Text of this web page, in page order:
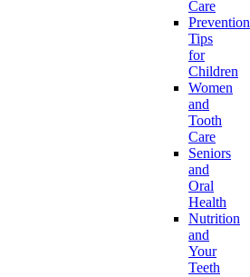
Care
Prevention
Tips
for
Children
Women
and
Tooth
Care
Seniors
and
Oral
Health
Nutrition
and
Your
Teeth